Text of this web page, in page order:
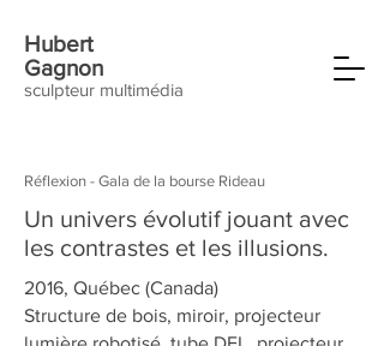
Hubert
Gagnon
sculpteur multimédia
Réflexion - Gala de la bourse Rideau
Un univers évolutif jouant avec
les contrastes et les illusions.
2016, Québec (Canada)
Structure de bois, miroir, projecteur